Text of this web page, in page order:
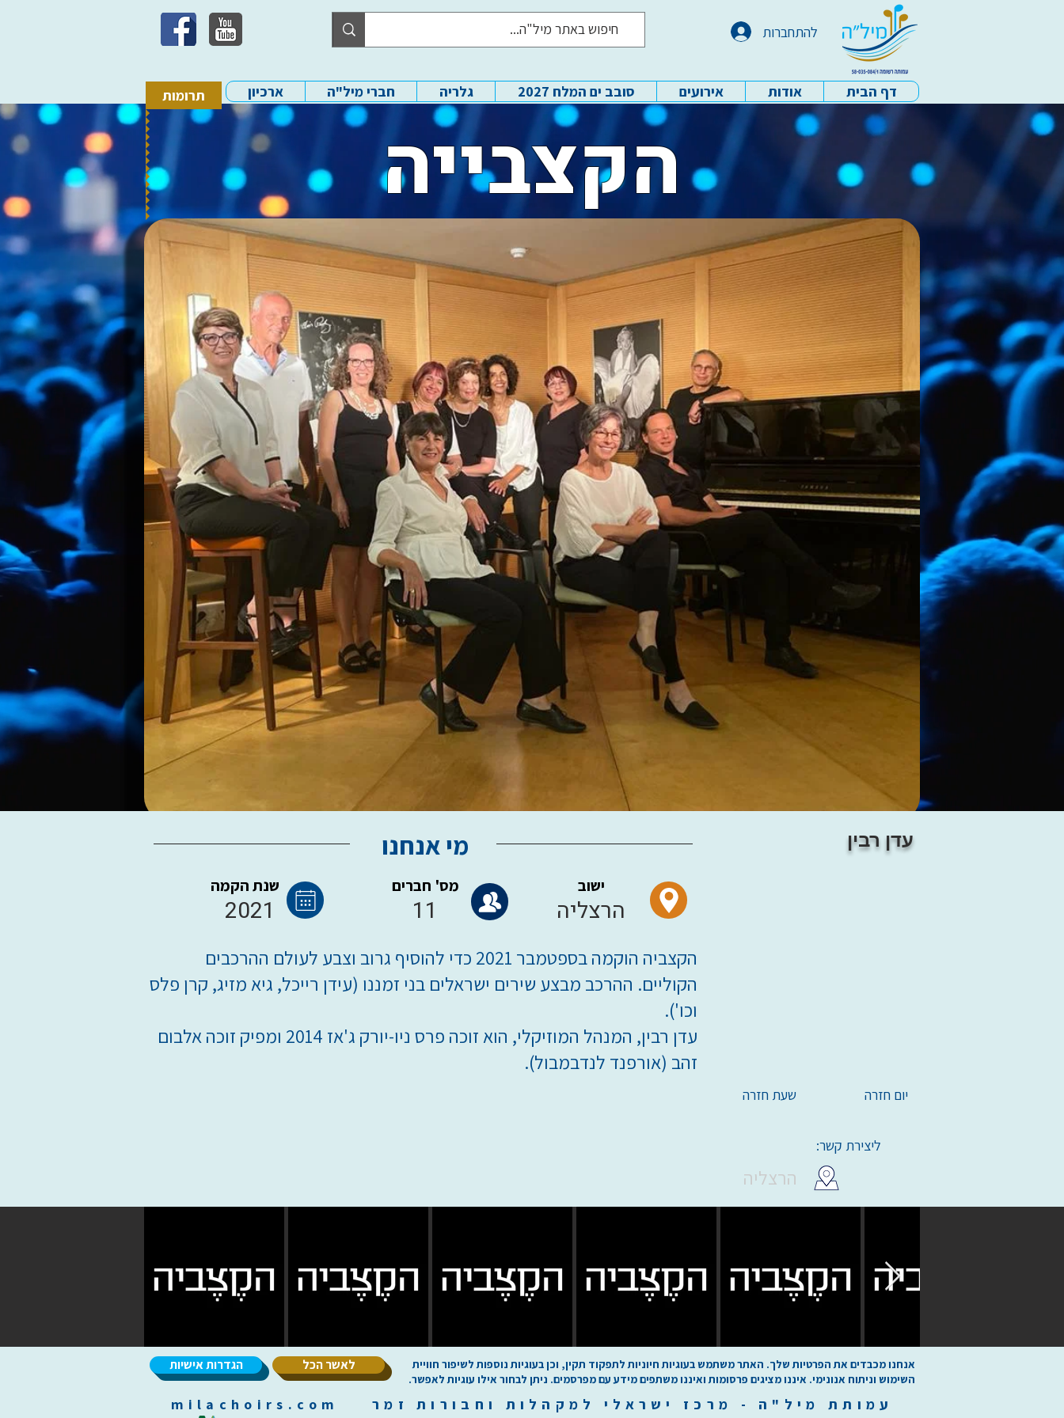
להתחברות
תרומות עמותת מיל"ה - דף הביתדף הבית אודות אירועים סובב ים המלח 2027 גלריה חברי מיל"ה ארכיון
הקצבייה
מי אנחנו
שנת הקמה
2021
מס' חברים
11
ישוב
הרצליה
הקצביה הוקמה בספטמבר 2021 כדי להוסיף גרוב וצבע לעולם ההרכבים
הקוליים. ההרכב מבצע שירים ישראלים בני זמננו (עידן רייכל, גיא מזיג, קרן פלס
וכו').
עדן רבין, המנהל המוזיקלי, הוא זוכה פרס ניו-יורק ג'אז 2014 ומפיק זוכה אלבום
זהב (אורפנד לנדבמבול).
עדן רבין
שעת חזרה יום חזרה
הרצליה
ליצירת קשר:
הגדרות אישיות לאשר הכל
אנחנו מכבדים את הפרטיות שלך. האתר משתמש בעוגיות חיוניות לתפקוד תקין, וכן בעוגיות נוספות לשיפור חוויית
השימוש וניתוח אנונימי. איננו מציגים פרסומות ואיננו משתפים מידע עם מפרסמים. ניתן לבחור אילו עוגיות לאפשר.
עמותת מיל"ה - מ רכז ישראלי למקהלות וחבורות זמר milachoirs.com